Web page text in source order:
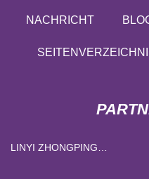
NACHRICHT
LINYI ZHONGPING